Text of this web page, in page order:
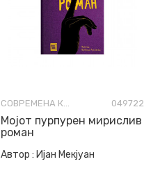
СОВРЕМЕНА КНИЖЕВНОСТ 049722
Мојот пурпурен мирислив
роман
Автор : Ијан Мекјуан